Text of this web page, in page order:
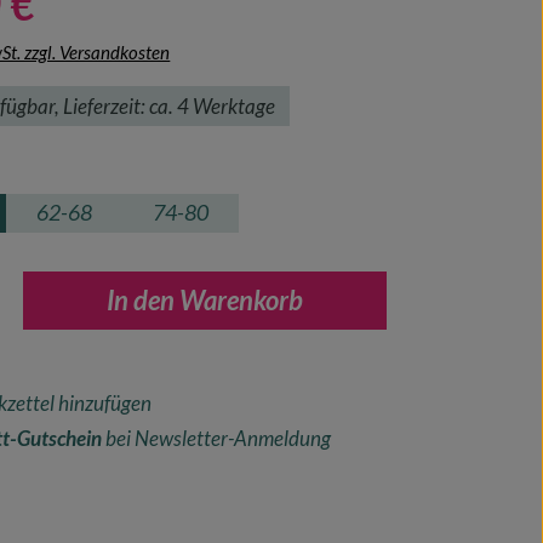
zzgl. Versandkosten
Lieferzeit: ca. 4 Werktage
62-68 74-80
Gib den gewünschten Wert ein oder
In den Warenkorb
hinzufügen
Gutscheinbei Newsletter-Anmeldung